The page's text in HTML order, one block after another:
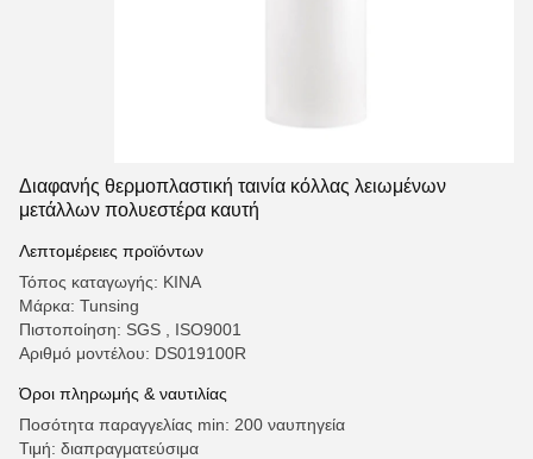
Διαφανής θερμοπλαστική ταινία κόλλας λειωμένων
μετάλλων πολυεστέρα καυτή
Λεπτομέρειες προϊόντων
Τόπος καταγωγής: ΚΙΝΑ
Μάρκα: Tunsing
Πιστοποίηση: SGS , ISO9001
Αριθμό μοντέλου: DS019100R
Όροι πληρωμής & ναυτιλίας
Ποσότητα παραγγελίας min: 200 ναυπηγεία
Τιμή: διαπραγματεύσιμα